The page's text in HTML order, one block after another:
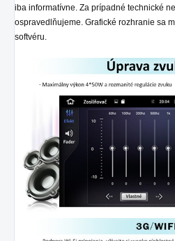
iba informatívne. Za prípadné technické
ospravedlňujeme. Grafické rozhranie sa
softvéru.